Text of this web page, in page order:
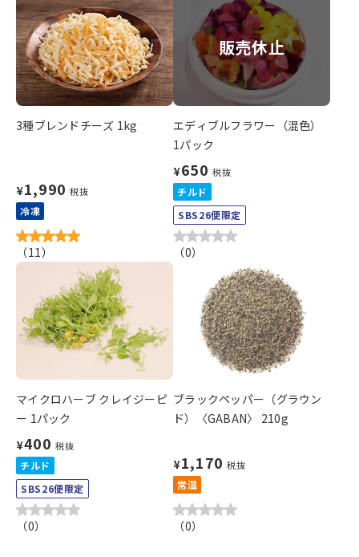
3種ブレンドチーズ 1kg
¥1,990 税抜
冷凍
（11）
販売休止
エディブルフラワー（混色）
1パック
¥650 税抜
チルド
SBS26便限定
（0）
マイクロハーブ クレイジーピ
ー 1パック
¥400 税抜
チルド
SBS26便限定
（0）
ブラックペッパー（グラウン
ド）〈GABAN〉 210g
¥1,170 税抜
常温
（0）